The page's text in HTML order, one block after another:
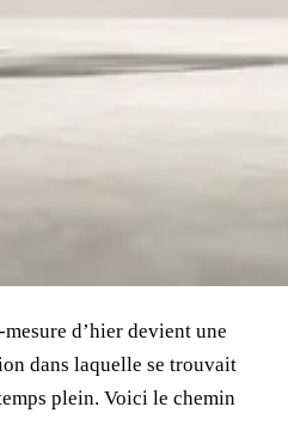
d’hier devient une
dans laquelle se trouvait
plein. Voici le chemin